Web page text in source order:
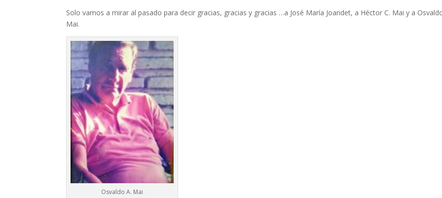
Solo vamos a mirar al pasado para decir gracias, gracias y gracias …a José María Joandet, a Héctor C. Mai y a
Mai.
Osvaldo A. Mai